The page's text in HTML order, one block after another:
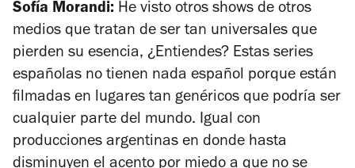
Sofía Morandi: He visto otros shows de otros
medios que tratan de ser tan universales que
pierden su esencia, ¿Entiendes? Estas series
españolas no tienen nada español porque están
filmadas en lugares tan genéricos que podría ser
cualquier parte del mundo. Igual con
producciones argentinas en donde hasta
disminuyen el acento por miedo a que no se